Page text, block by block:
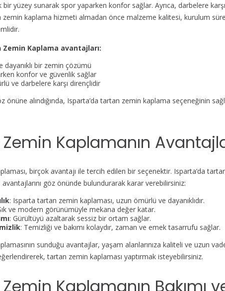
bir yüzey sunarak spor yaparken konfor sağlar. Ayrıca, darbelere
zemin kaplama hizmeti almadan önce malzeme kalitesi, kurulum
Kaplama avantajları:
dayanıklı bir zemin çözümü
konfor ve güvenlik sağlar
ve darbelere karşı dirençlidir
önüne alındığında, Isparta’da tartan zemin kaplama seçeneğinin
Kaplamanın
birçok avantajı ile tercih edilen bir seçenektir. Isparta’da
avantajlarını göz önünde bulundurarak karar verebilirsiniz:
: Isparta tartan zemin kaplaması, uzun ömürlü ve dayanıklıdır.
ve modern görünümüyle mekana değer katar.
: Gürültüyü azaltarak sessiz bir ortam sağlar.
: Temizliği ve bakımı kolaydır, zaman ve emek tasarrufu sağlar.
sunduğu avantajlar, yaşam alanlarınıza kaliteli ve uzun
tartan zemin kaplaması yaptırmak isteyebilirsiniz.
Kaplamanın Bakımı